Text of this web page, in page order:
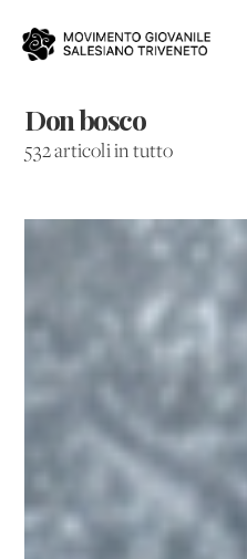
Don bosco
532 articoli in tutto